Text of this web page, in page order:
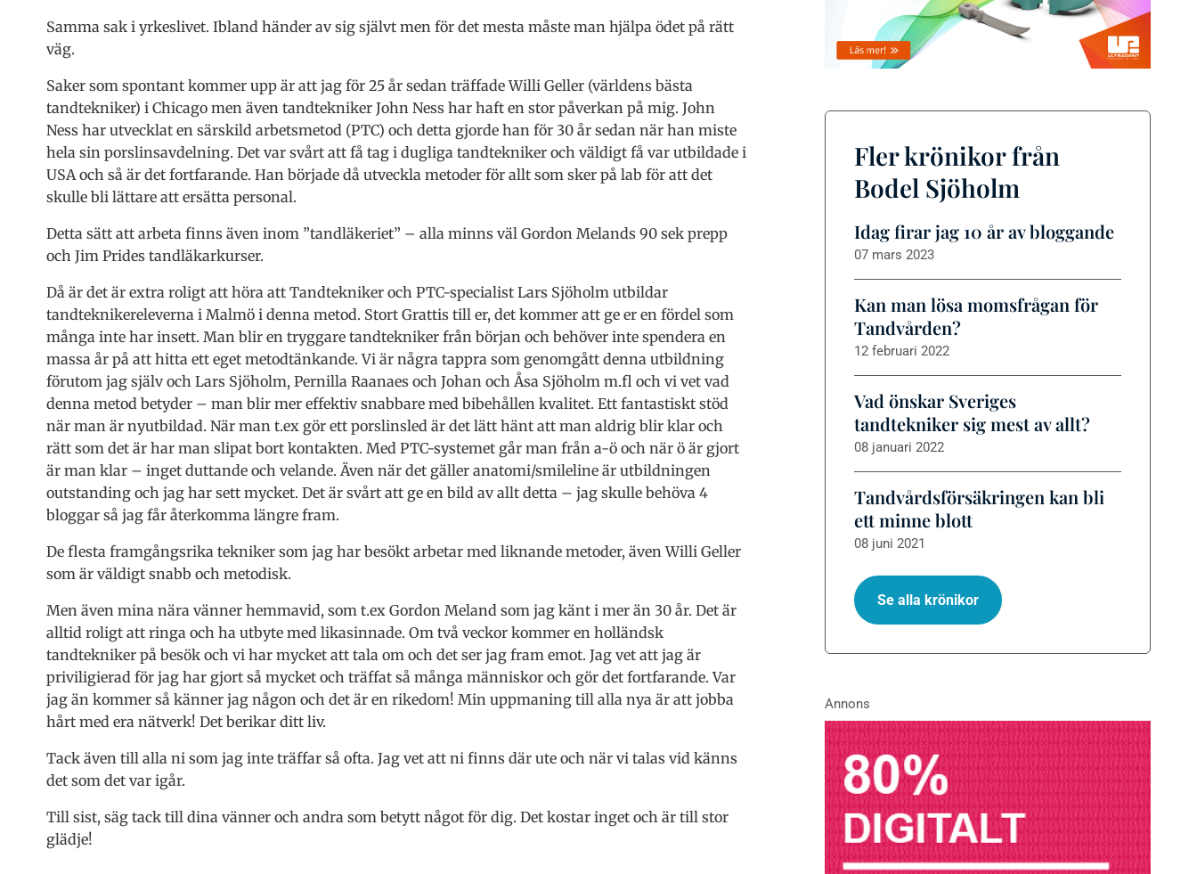
Samma sak i yrkeslivet. Ibland händer av sig självt men för det mesta måste man hjälpa ödet på rätt
väg.
Saker som spontant kommer upp är att jag för 25 år sedan träffade Willi Geller (världens bästa
tandtekniker) i Chicago men även tandtekniker John Ness har haft en stor påverkan på mig. John
Ness har utvecklat en särskild arbetsmetod (PTC) och detta gjorde han för 30 år sedan när han miste
hela sin porslinsavdelning. Det var svårt att få tag i dugliga tandtekniker och väldigt få var utbildade i
USA och så är det fortfarande. Han började då utveckla metoder för allt som sker på lab för att det
skulle bli lättare att ersätta personal.
Detta sätt att arbeta finns även inom ”tandläkeriet” – alla minns väl Gordon Melands 90 sek prepp
och Jim Prides tandläkarkurser.
Då är det är extra roligt att höra att Tandtekniker och PTC-specialist Lars Sjöholm utbildar
tandteknikereleverna i Malmö i denna metod. Stort Grattis till er, det kommer att ge er en fördel som
många inte har insett. Man blir en tryggare tandtekniker från början och behöver inte spendera en
massa år på att hitta ett eget metodtänkande. Vi är några tappra som genomgått denna utbildning
förutom jag själv och Lars Sjöholm, Pernilla Raanaes och Johan och Åsa Sjöholm m.fl och vi vet vad
denna metod betyder – man blir mer effektiv snabbare med bibehållen kvalitet. Ett fantastiskt stöd
när man är nyutbildad. När man t.ex gör ett porslinsled är det lätt hänt att man aldrig blir klar och
rätt som det är har man slipat bort kontakten. Med PTC-systemet går man från a-ö och när ö är gjort
är man klar – inget duttande och velande. Även när det gäller anatomi/smileline är utbildningen
outstanding och jag har sett mycket. Det är svårt att ge en bild av allt detta – jag skulle behöva 4
bloggar så jag får återkomma längre fram.
De flesta framgångsrika tekniker som jag har besökt arbetar med liknande metoder, även Willi Geller
som är väldigt snabb och metodisk.
Men även mina nära vänner hemmavid, som t.ex Gordon Meland som jag känt i mer än 30 år. Det är
alltid roligt att ringa och ha utbyte med likasinnade. Om två veckor kommer en holländsk
tandtekniker på besök och vi har mycket att tala om och det ser jag fram emot. Jag vet att jag är
priviligierad för jag har gjort så mycket och träffat så många människor och gör det fortfarande. Var
jag än kommer så känner jag någon och det är en rikedom! Min uppmaning till alla nya är att jobba
hårt med era nätverk! Det berikar ditt liv.
Tack även till alla ni som jag inte träffar så ofta. Jag vet att ni finns där ute och när vi talas vid känns
det som det var igår.
Till sist, säg tack till dina vänner och andra som betytt något för dig. Det kostar inget och är till stor
glädje!
Fler krönikor från
Bodel Sjöholm
Idag firar jag 10 år av bloggande
07 mars 2023
Kan man lösa momsfrågan för
Tandvården?
12 februari 2022
Vad önskar Sveriges
tandtekniker sig mest av allt?
08 januari 2022
Tandvårdsförsäkringen kan bli
ett minne blott
08 juni 2021
Se alla krönikor